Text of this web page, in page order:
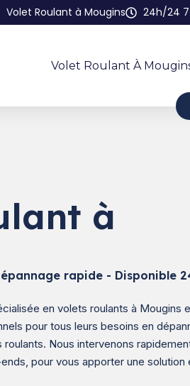
Volet Roulant à Mougins 24h/24
Volet Roulant À
à
rapide - Disponible
en volets roulants à Mougins
pour tous leurs besoins en
Nous intervenons
pour vous apporter une solution